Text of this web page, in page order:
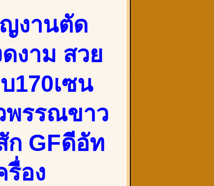
งานตัด
งาม สวย
170เซน
พรรณขาว
ก GFดีอัท
รื่อง